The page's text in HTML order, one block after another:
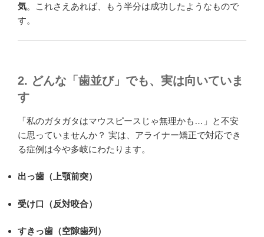
気。これさえあれば、もう半分は成功したようなもので
す。
2. どんな「歯並び」でも、実は向いていま
す
「私のガタガタはマウスピースじゃ無理かも…」と不安
に思っていませんか？ 実は、アライナー矯正で対応でき
る症例は今や多岐にわたります。
出っ歯（上顎前突）
受け口（反対咬合）
すきっ歯（空隙歯列）